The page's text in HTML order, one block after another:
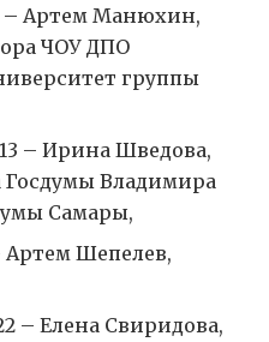
– Артем Манюхин,
ЧОУ ДПО
группы
– Ирина Шведова,
Владимира
Самары,
Шепелев,
Елена Свиридова,